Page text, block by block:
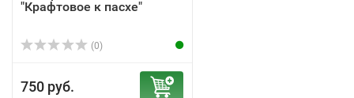
"Крафтовое к пасхе"
(0)
750 руб.